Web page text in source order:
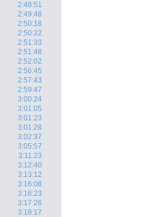
2:48:51
2:49:48
2:50:18
2:50:22
2:51:33
2:51:48
2:52:02
2:56:45
2:57:43
2:59:47
3:00:24
3:01:05
3:01:23
3:01:28
3:02:37
3:05:57
3:11:23
3:12:40
3:13:12
3:16:08
3:16:23
3:17:26
3:18:17